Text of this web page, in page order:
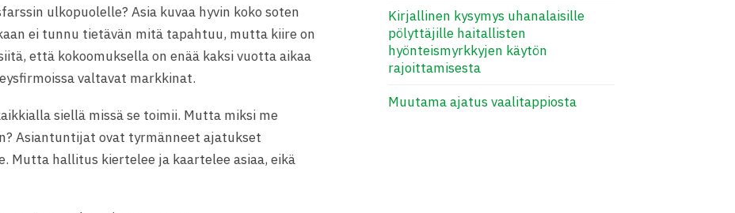
ulkopuolelle? Asia kuvaa hyvin koko soten
ei tunnu tietävän mitä tapahtuu, mutta kiire on
että kokoomuksella on enää kaksi vuotta aikaa
valtavat markkinat.
siellä missä se toimii. Mutta miksi me
Asiantuntijat ovat tyrmänneet ajatukset
Mutta hallitus kiertelee ja kaartelee asiaa, eikä
Kirjallinen kysymys uhanalaisille
pölyttäjille haitallisten
hyönteismyrkkyjen käytön
rajoittamisesta
Muutama ajatus vaalitappiosta